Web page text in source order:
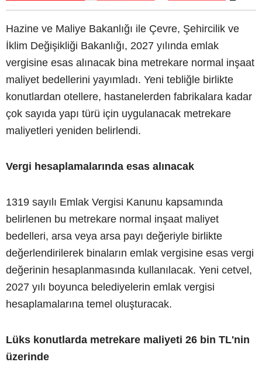
Hazine ve Maliye Bakanlığı ile Çevre, Şehircilik ve
İklim Değişikliği Bakanlığı, 2027 yılında emlak
vergisine esas alınacak bina metrekare normal inşaat
maliyet bedellerini yayımladı. Yeni tebliğle birlikte
konutlardan otellere, hastanelerden fabrikalara kadar
çok sayıda yapı türü için uygulanacak metrekare
maliyetleri yeniden belirlendi.
Vergi hesaplamalarında esas alınacak
1319 sayılı Emlak Vergisi Kanunu kapsamında
belirlenen bu metrekare normal inşaat maliyet
bedelleri, arsa veya arsa payı değeriyle birlikte
değerlendirilerek binaların emlak vergisine esas vergi
değerinin hesaplanmasında kullanılacak. Yeni cetvel,
2027 yılı boyunca belediyelerin emlak vergisi
hesaplamalarına temel oluşturacak.
Lüks konutlarda metrekare maliyeti 26 bin TL'nin
üzerinde